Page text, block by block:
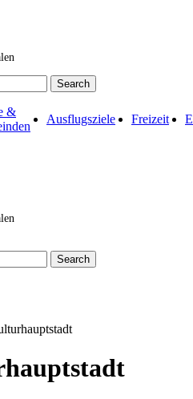
Search
&
Ausflugsziele Freizeit
Search